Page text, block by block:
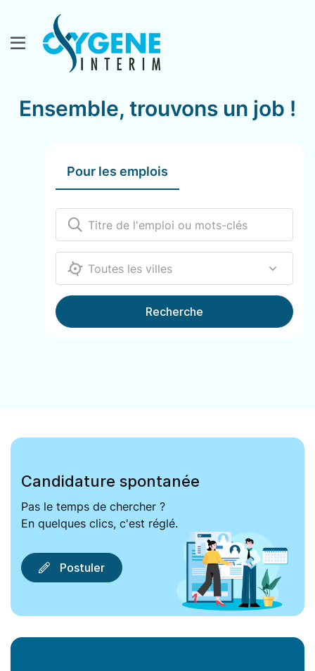
Ensemble, trouvons un job !
Pour les emplois
12000
Recherche
Candidature spontanée
Pas le temps de chercher ?
En quelques clics, c'est réglé.
Postuler